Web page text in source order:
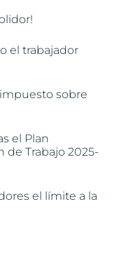
el trabajador
sobre
el Plan
de Trabajo 2025-
el límite a la